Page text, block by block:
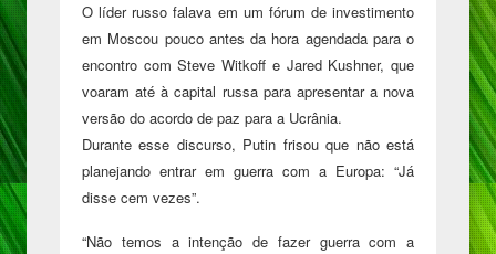
O líder russo falava em um fórum de investimento
em Moscou pouco antes da hora agendada para o
encontro com Steve Witkoff e Jared Kushner, que
voaram até à capital russa para apresentar a nova
versão do acordo de paz para a Ucrânia.
Durante esse discurso, Putin frisou que não está
planejando entrar em guerra com a Europa: “Já
disse cem vezes”.
“Não temos a intenção de fazer guerra com a